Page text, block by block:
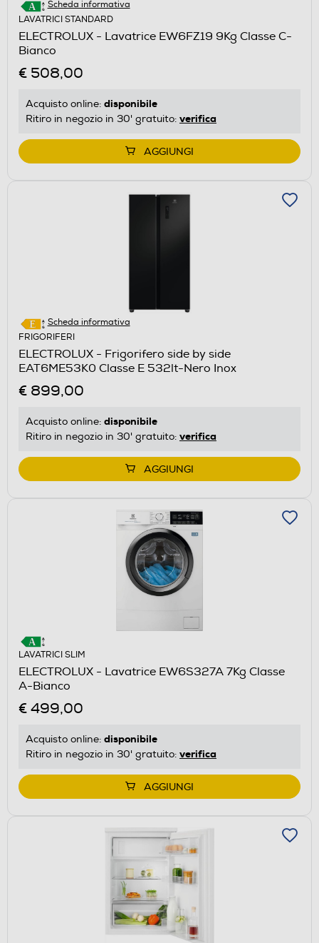
Scheda informativa
LAVATRICI STANDARD
ELECTROLUX - Lavatrice EW6FZ19 9Kg Classe C-
Bianco
€ 508,00
Acquisto online: disponibile
Ritiro in negozio in 30' gratuito: verifica
AGGIUNGI
Scheda informativa
FRIGORIFERI
ELECTROLUX - Frigorifero side by side
EAT6ME53K0 Classe E 532lt-Nero Inox
€ 899,00
Acquisto online: disponibile
Ritiro in negozio in 30' gratuito: verifica
AGGIUNGI
LAVATRICI SLIM
ELECTROLUX - Lavatrice EW6S327A 7Kg Classe
A-Bianco
€ 499,00
Acquisto online: disponibile
Ritiro in negozio in 30' gratuito: verifica
AGGIUNGI